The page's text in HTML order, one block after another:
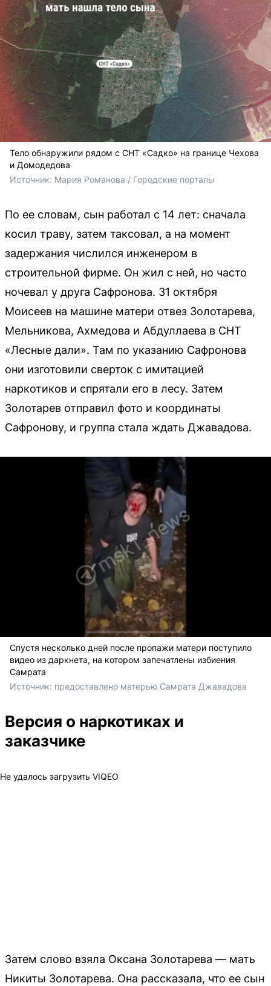
Тело обнаружили рядом с СНТ «Садко» на границе Чехова
и Домодедова
Источник: Мария Романова / Городские порталы
По ее словам, сын работал с 14 лет: сначала
косил траву, затем таксовал, а на момент
задержания числился инженером в
строительной фирме. Он жил с ней, но часто
ночевал у друга Сафронова. 31 октября
Моисеев на машине матери отвез Золотарева,
Мельникова, Ахмедова и Абдуллаева в СНТ
«Лесные дали». Там по указанию Сафронова
они изготовили сверток с имитацией
наркотиков и спрятали его в лесу. Затем
Золотарев отправил фото и координаты
Сафронову, и группа стала ждать Джавадова.
Спустя несколько дней после пропажи матери поступило
видео из даркнета, на котором запечатлены избиения
Самрата
Источник: предоставлено матерью Самрата Джавадова
Версия о наркотиках и
заказчике
Не удалось загрузить VIQEO
Затем слово взяла Оксана Золотарева — мать
Никиты Золотарева. Она рассказала, что ее сын